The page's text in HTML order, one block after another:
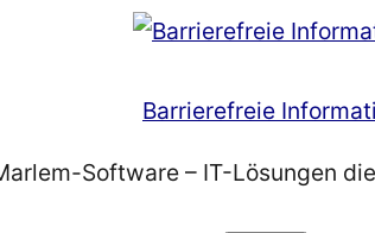
Barrierefreie
Software – IT-Lösungen